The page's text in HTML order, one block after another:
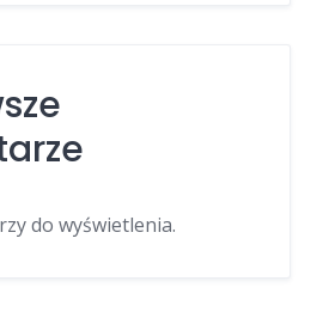
do wyświetlenia.